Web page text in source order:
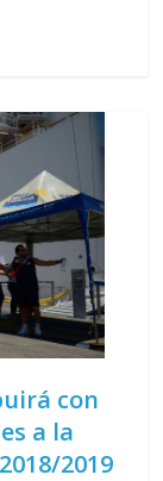
con
a la
2019